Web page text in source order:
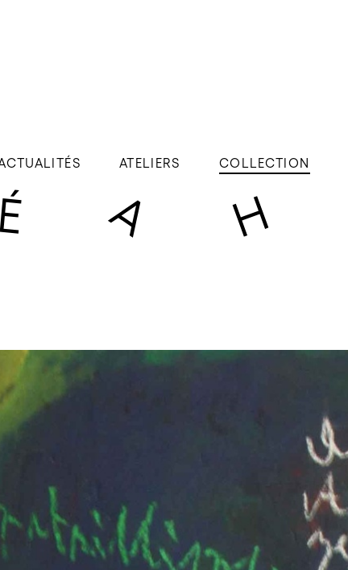
ATELIERS COLLECTION